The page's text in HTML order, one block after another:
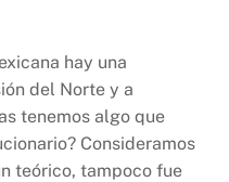
hay una
del Norte y a
tenemos algo que
Consideramos
teórico, tampoco fue